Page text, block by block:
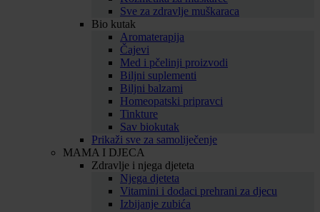
Sve za zdravlje muškaraca
Bio kutak
Aromaterapija
Čajevi
Med i pčelinji proizvodi
Biljni suplementi
Biljni balzami
Homeopatski pripravci
Tinkture
Sav biokutak
Prikaži sve za samoliječenje
MAMA I DJECA
Zdravlje i njega djeteta
Njega djeteta
Vitamini i dodaci prehrani za djecu
Izbijanje zubića